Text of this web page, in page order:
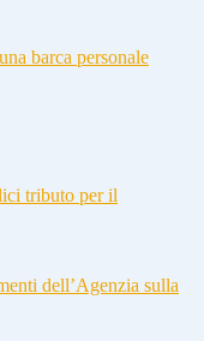
barca personale
tributo per il
dell’Agenzia sulla